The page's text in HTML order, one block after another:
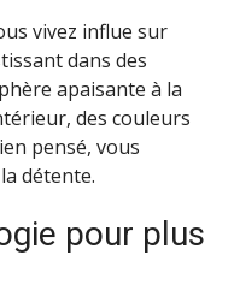
vivez influe sur
dans des
apaisante à la
des couleurs
pensé, vous
détente.
pour plus